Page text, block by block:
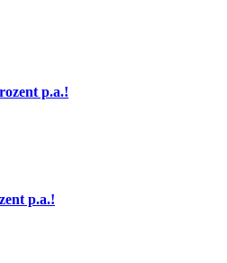
p.a.!
p.a.!